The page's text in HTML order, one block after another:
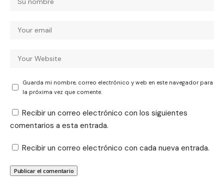
Guarda mi nombre, correo electrónico y web en este navegador para
la próxima vez que comente.
Recibir un correo electrónico con los siguientes
comentarios a esta entrada.
Recibir un correo electrónico con cada nueva entrada.